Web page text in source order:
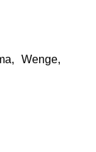
Wenge,